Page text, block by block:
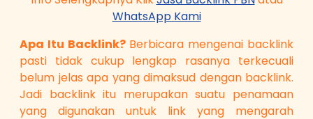
WhatsApp Kami
Apa Itu Backlink? Berbicara mengenai backlink
pasti tidak cukup lengkap rasanya terkecuali
belum jelas apa yang dimaksud dengan backlink.
Jadi backlink itu merupakan suatu penamaan
yang digunakan untuk link yang mengarah